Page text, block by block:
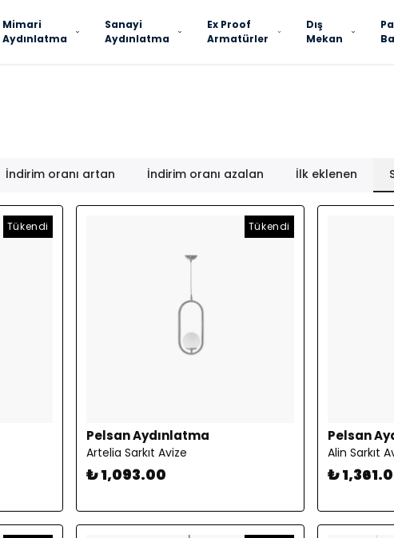
Mimari
Aydınlatma
Sanayi
Aydınlatma
Ex Proof
Armatürler
Dış
Mekan
İndirim oranı artan İndirim oranı azalan İlk eklenen
Tükendi Tükendi
Pelsan Aydınlatma
Artelia Sarkıt Avize
₺ 1,093.00
Pelsan
Alin Sarkıt
₺